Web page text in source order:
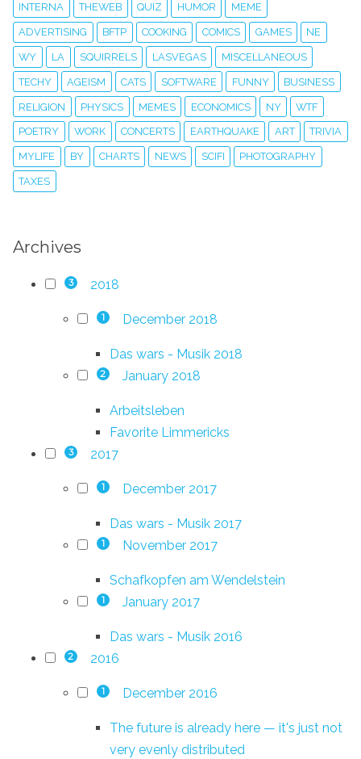
INTERNA THEWEB QUIZ HUMOR MEME
ADVERTISING BFTP COOKING COMICS GAMES NE
WY LA SQUIRRELS LASVEGAS MISCELLANEOUS
TECHY AGEISM CATS SOFTWARE FUNNY BUSINESS
RELIGION PHYSICS MEMES ECONOMICS NY WTF
POETRY WORK CONCERTS EARTHQUAKE ART TRIVIA
MYLIFE BY CHARTS NEWS SCIFI PHOTOGRAPHY
TAXES
Archives
3 2018
1 December 2018
Das wars - Musik 2018
2 January 2018
Arbeitsleben
Favorite Limmericks
3 2017
1 December 2017
Das wars - Musik 2017
1 November 2017
Schafkopfen am Wendelstein
1 January 2017
Das wars - Musik 2016
2 2016
1 December 2016
The future is already here — it's just not
very evenly distributed